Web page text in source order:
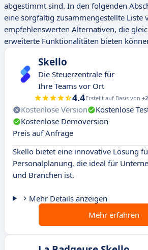
abgestimmt sind. In den folgenden
eine sorgfältig zusammengestellte Liste
empfehlenswerten Alternativen, die
erweiterte Funktionalitäten bieten
Skello
Die Steuerzentrale für
Ihre Teams vor Ort
4.4Erstellt auf Basis von
Kostenlose Version
Kostenlose
Kostenlose Demoversion
Preis auf Anfrage
Skello bietet eine innovative Lösung
Personalplanung, die ideal für
und Branchen ist.
Mehr Details anzeigen
Mehr erfahren